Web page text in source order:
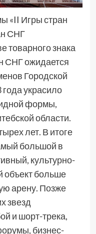
«II Игры стран
СНГ
товарного знака
СНГ ожидается
Городской
украсило
формы,
области.
лет. В итоге
большой в
культурно-
объект больше
арену. Позже
звезд
и шорт-трека,
бизнес-